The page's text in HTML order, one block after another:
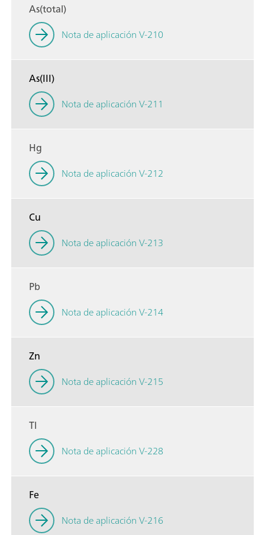
As(total)
Nota de aplicación V-210
As(III)
Nota de aplicación V-211
Hg
Nota de aplicación V-212
Cu
Nota de aplicación V-213
Pb
Nota de aplicación V-214
Zn
Nota de aplicación V-215
Tl
Nota de aplicación V-228
Fe
Nota de aplicación V-216